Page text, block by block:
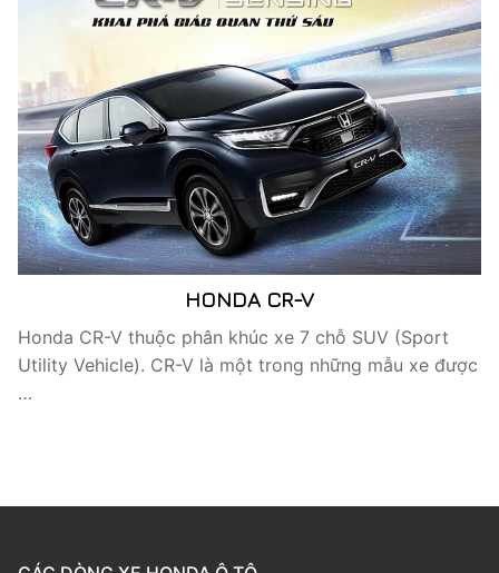
HONDA CR-V
Honda CR-V thuộc phân khúc xe 7 chỗ SUV (Sport
Utility Vehicle). CR-V là một trong những mẫu xe được
…